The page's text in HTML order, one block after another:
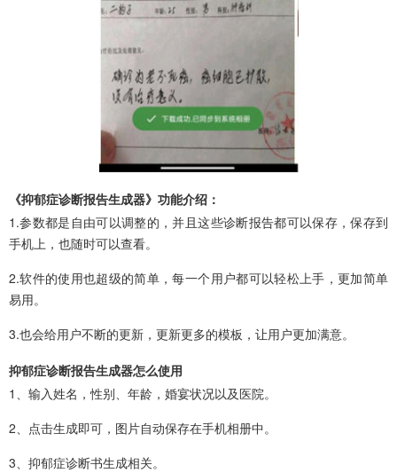
《抑郁症诊断报告生成器》功能介绍：
1.参数都是自由可以调整的，并且这些诊断报告都可以保存，保存到
手机上，也随时可以查看。
2.软件的使用也超级的简单，每一个用户都可以轻松上手，更加简单
易用。
3.也会给用户不断的更新，更新更多的模板，让用户更加满意。
抑郁症诊断报告生成器怎么使用
1、输入姓名，性别、年龄，婚宴状况以及医院。
2、点击生成即可，图片自动保存在手机相册中。
3、抑郁症诊断书生成相关。